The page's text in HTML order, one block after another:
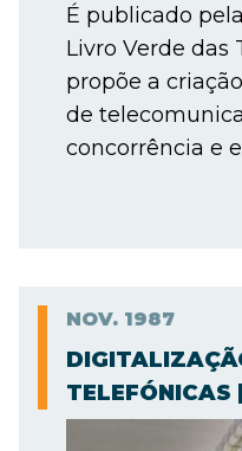
É publicado
Livro Verde das
propõe a
de
concorrência e
NOV. 1987
TELEFÓNICAS